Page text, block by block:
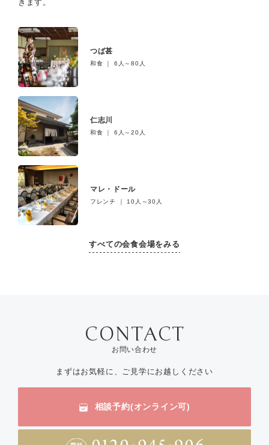
きます。
つば甚
和食 ｜ 6人～80人
仁志川
和食 ｜ 6人～20人
マレ・ドール
フレンチ ｜ 10人～30人
すべての会食会場をみる
お問い合わせ
まずはお気軽に、ご見学にお越しください
相談予約(オンライン可)